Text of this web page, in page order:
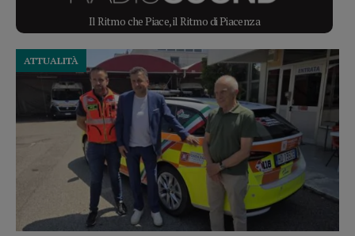
Il Ritmo che Piace, il Ritmo di Piacenza
ATTUALITÀ